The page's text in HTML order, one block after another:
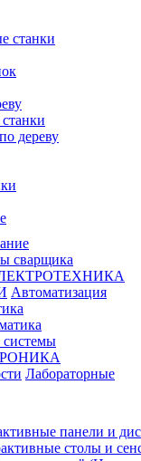
станки
дереву
сварщика
Автоматизация
системы
Лабораторные
панели и
столы и